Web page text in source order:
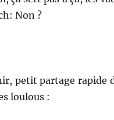
Non ?
petit partage rapide
loulous :